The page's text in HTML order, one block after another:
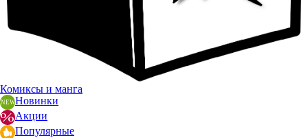
Комиксы и манга
Новинки
Акции
Популярные